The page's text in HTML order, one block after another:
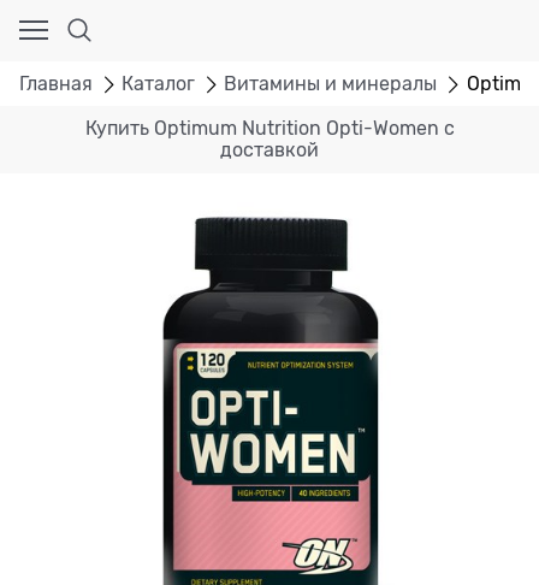
Главная Каталог Витамины и минералы
Купить Optimum Nutrition Opti-Women с
доставкой